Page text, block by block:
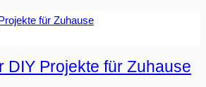
DIY Projekte für Zuhause